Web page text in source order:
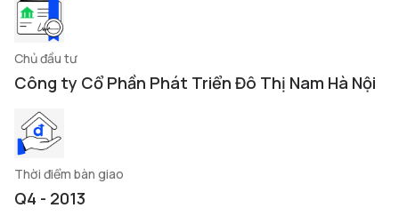
Chủ đầu tư
Công ty Cổ Phần Phát Triển Đô Thị Nam Hà Nội
Thời điểm bàn giao
Q4 - 2013